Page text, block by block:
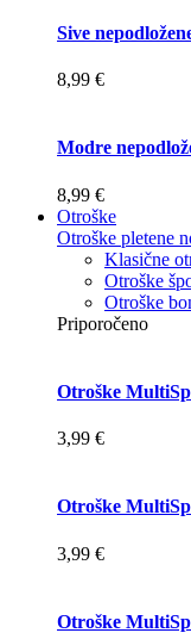
Sive
8,99 €
Modre
8,99 €
Otroške
Otroške pletene
Klasične
Otroške
Otroške
Priporočeno
Otroške
3,99 €
Otroške
3,99 €
Otroške